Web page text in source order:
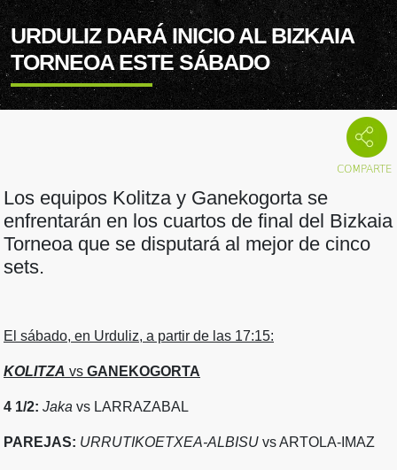
URDULIZ DARÁ INICIO AL BIZKAIA
TORNEOA ESTE SÁBADO
Los equipos Kolitza y Ganekogorta se
enfrentarán en los cuartos de final del Bizkaia
Torneoa que se disputará al mejor de cinco
sets.
El sábado, en Urduliz, a partir de las 17:15:
KOLITZA vs GANEKOGORTA
4 1/2: Jaka vs LARRAZABAL
PAREJAS: URRUTIKOETXEA-ALBISU vs ARTOLA-IMAZ